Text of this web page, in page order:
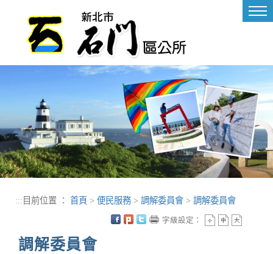
::: 目前位置 ： 首頁 > 便民服務 > 調解委員會 > 調解委員會
調解委員會
字級設定：